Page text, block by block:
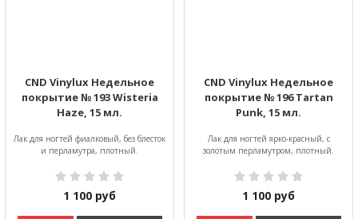
CND Vinylux Недельное
покрытие № 193 Wisteria
Haze, 15 мл.
Лак для ногтей фиалковый, без блесток
и перламутра, плотный.
1 100 руб
CND Vinylux Недельное
покрытие № 196 Tartan
Punk, 15 мл.
Лак для ногтей ярко-красный, с
золотым перламутром, плотный.
1 100 руб